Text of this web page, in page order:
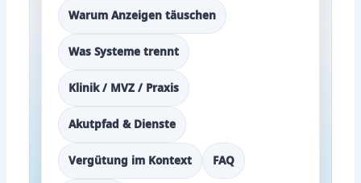
Warum Anzeigen täuschen
Was Systeme trennt
Klinik / MVZ / Praxis
Akutpfad & Dienste
Vergütung im Kontext FAQ